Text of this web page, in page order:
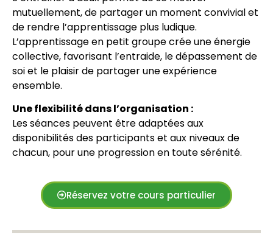
mutuellement, de partager un moment convivial et
de rendre l’apprentissage plus ludique.
L’apprentissageen petit groupe crée une énergie
collective, favorisant l’entraide, le dépassement de
soi et le plaisir de partager une expérience
ensemble.
Une flexibilité dans l’organisation :
Les séances peuvent être adaptées aux
disponibilités des participants et aux niveaux de
chacun, pour une progression en toute sérénité.
Réservez votre cours particulier